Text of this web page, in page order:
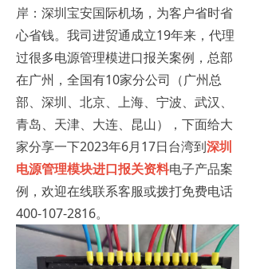
岸：深圳宝安国际机场，为客户省时省
心省钱。我司进贸通成立19年来，代理
过很多电源管理模进口报关案例，总部
在广州，全国有10家分公司（广州总
部、深圳、北京、上海、宁波、武汉、
青岛、天津、大连、昆山），下面给大
家分享一下2023年6月17日台湾到深圳
电源管理模块进口报关资料电子产品案
例，欢迎在线联系客服或拨打免费电话
400-107-2816。